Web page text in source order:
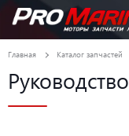
Главная Каталог запчастей